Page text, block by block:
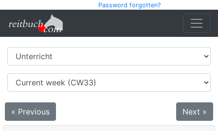
Password forgotten?
« Previous Next »